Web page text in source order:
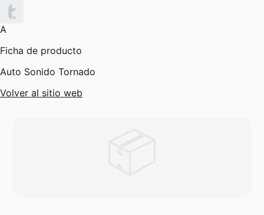
A
Ficha de producto
Auto Sonido Tornado
Volver al sitio web